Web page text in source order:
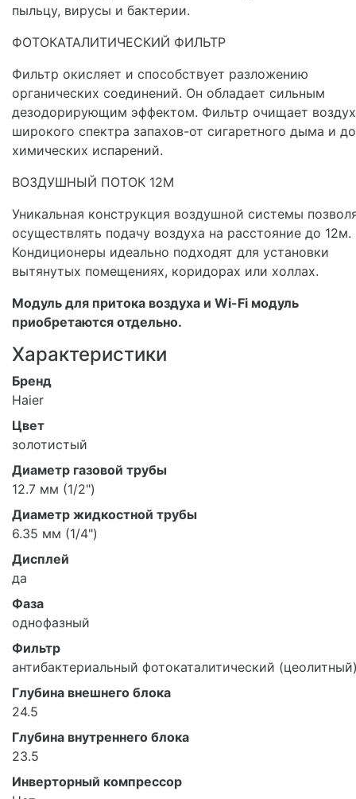
пыльцу, вирусы и бактерии.
ФОТОКАТАЛИТИЧЕСКИЙ ФИЛЬТР
Фильтр окисляет и способствует разложению
органических соединений. Он обладает сильным
дезодорирующим эффектом. Фильтр очищает
широкого спектра запахов-от сигаретного дыма и до
химических испарений.
ВОЗДУШНЫЙ ПОТОК 12М
Уникальная конструкция воздушной системы
осуществлять подачу воздуха на расстояние до 12м.
Кондиционеры идеально подходят для установки
вытянутых помещениях, коридорах или холлах.
Модуль для притока воздуха и Wi-Fi модуль
приобретаются отдельно.
Характеристики
Бренд
Haier
Цвет
золотистый
Диаметр газовой трубы
12.7 мм (1/2")
Диаметр жидкостной трубы
6.35 мм (1/4")
Дисплей
да
Фаза
однофазный
Фильтр
антибактериальный фотокаталитический
Глубина внешнего блока
24.5
Глубина внутреннего блока
23.5
Инверторный компрессор